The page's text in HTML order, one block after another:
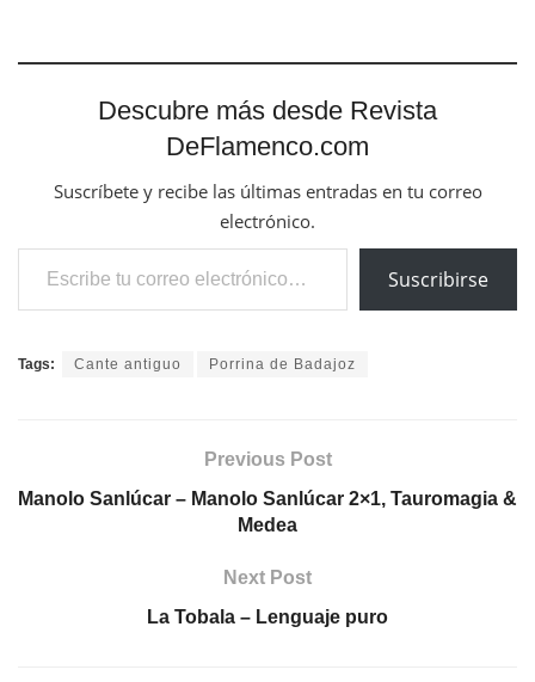
Descubre más desde Revista
DeFlamenco.com
Suscríbete y recibe las últimas entradas en tu correo
electrónico.
Escribe tu correo electrónico…
Suscribirse
Tags: Cante antiguo Porrina de Badajoz
Previous Post
Manolo Sanlúcar – Manolo Sanlúcar 2×1, Tauromagia &
Medea
Next Post
La Tobala – Lenguaje puro